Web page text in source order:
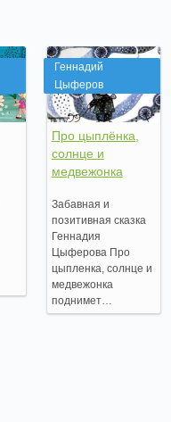
Геннадий
Цыферов
Про цыплёнка,
солнце и
медвежонка
Забавная и
позитивная сказка
Геннадия
Цыферова Про
цыпленка, солнце и
медвежонка
поднимет…